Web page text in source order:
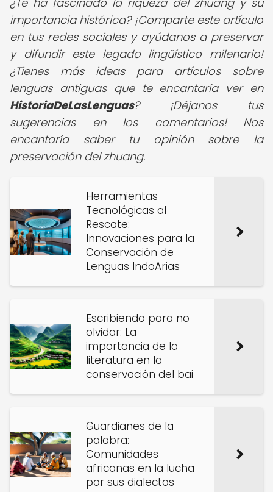
importancia histórica? ¡Comparte este artículo
en tus redes sociales y ayúdanos a preservar
y difundir este legado lingüístico milenario!
¿Tienes más ideas para artículos sobre
lenguas antiguas que te encantaría ver en
HistoriaDeLasLenguas? ¡Déjanos tus
sugerencias en los comentarios! Nos
encantaría saber tu opinión sobre la
preservación del zhuang.
Herramientas
Tecnológicas al
Rescate:
Innovaciones para la
Conservación de
Lenguas IndoArias
Escribiendo para no
olvidar: La
importancia de la
literatura en la
conservación del bai
Guardianes de la
palabra:
Comunidades
africanas en la lucha
por sus dialectos